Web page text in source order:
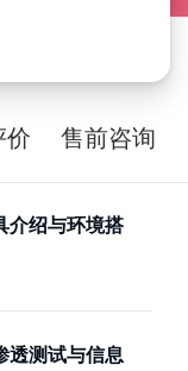
价 售前咨询
介绍与环境搭
透测试与信息